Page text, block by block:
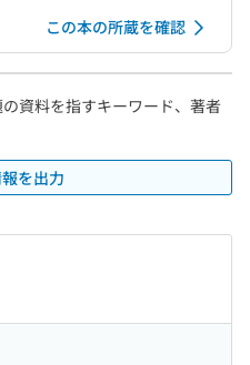
この本の所蔵を確認
資料を指すキーワード、著者
を出力